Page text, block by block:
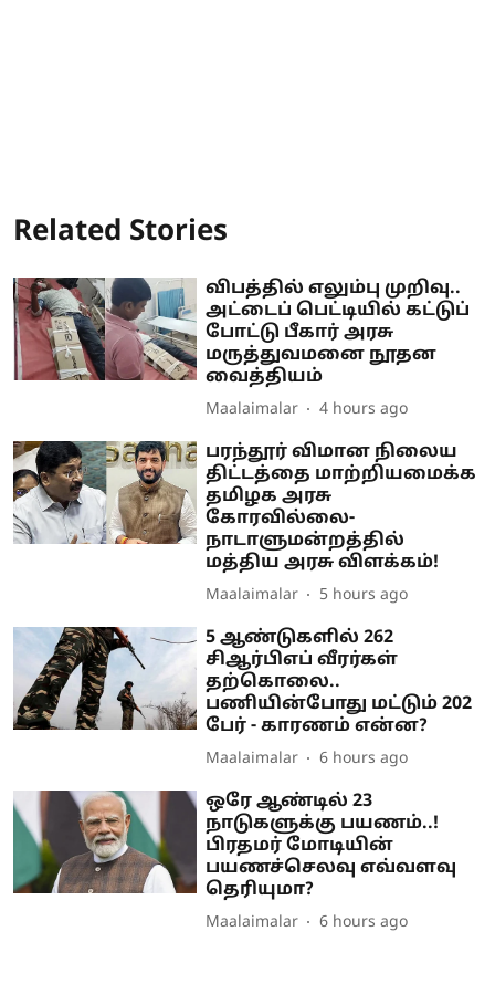
Related Stories
விபத்தில் எலும்பு முறிவு..
அட்டைப் பெட்டியில் கட்டுப்
போட்டு பீகார் அரசு
மருத்துவமனை நூதன
வைத்தியம்
Maalaimalar 4 hours ago
பரந்தூர் விமான நிலைய
திட்டத்தை மாற்றியமைக்க
தமிழக அரசு
கோரவில்லை-
நாடாளுமன்றத்தில்
மத்திய அரசு விளக்கம்!
Maalaimalar 5 hours ago
5 ஆண்டுகளில் 262
சிஆர்பிஎப் வீரர்கள்
தற்கொலை..
பணியின்போது மட்டும் 202
பேர் - காரணம் என்ன?
Maalaimalar 6 hours ago
ஒரே ஆண்டில் 23
நாடுகளுக்கு பயணம்..!
பிரதமர் மோடியின்
பயணச்செலவு எவ்வளவு
தெரியுமா?
Maalaimalar 6 hours ago